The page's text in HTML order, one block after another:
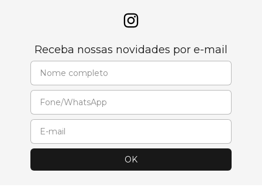
Receba nossas novidades por e-mail